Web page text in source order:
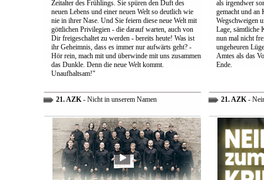
Zeitalter des Frühlings. Sie spüren den Duft des
neuen Lebens und einer neuen Welt so deutlich wie
nie in ihrer Nase. Und Sie feiern diese neue Welt mit
göttlichen Privilegien - die darauf warten, auch von
Dir freigeschaltet zu werden - bereits heute! Was ist
ihr Geheimnis, dass es immer nur aufwärts geht? -
Hör rein, mach mit und überwinde mit uns zusammen
das Dunkle. Denn die neue Welt kommt.
Unaufhaltsam!"
als irgendwer
gemacht und an
Wegschweigen
Lage, sämtliche
nun mal nicht
ungeheuren
Amtes als das
Ende.
21. AZK- Nicht in unserem Namen 21. AZK-